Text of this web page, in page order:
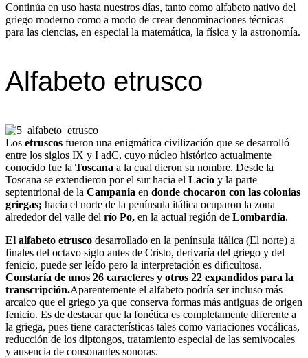
Continúa en uso hasta nuestros días, tanto como alfabeto nativo del
griego moderno como a modo de crear denominaciones técnicas
para las ciencias, en especial la matemática, la física y la astronomía.
Alfabeto etrusco
Los etruscos fueron una enigmática civilización que se desarrolló
entre los siglos IX y I adC, cuyo núcleo histórico actualmente
conocido fue la Toscana a la cual dieron su nombre. Desde la
Toscana se extendieron por el sur hacia el Lacio y la parte
septentrional de la Campania en donde chocaron con las colonias
griegas; hacia el norte de la península itálica ocuparon la zona
alrededor del valle del río Po, en la actual región de Lombardía.
El alfabeto etrusco desarrollado en la península itálica (El norte) a
finales del octavo siglo antes de Cristo, derivaría del griego y del
fenicio, puede ser leído pero la interpretación es dificultosa.
Constaría de unos 26 caracteres y otros 22 expandidos para la
transcripción.Aparentemente el alfabeto podría ser incluso más
arcaico que el griego ya que conserva formas más antiguas de origen
fenicio. Es de destacar que la fonética es completamente diferente a
la griega, pues tiene características tales como variaciones vocálicas,
reducción de los diptongos, tratamiento especial de las semivocales
y ausencia de consonantes sonoras.